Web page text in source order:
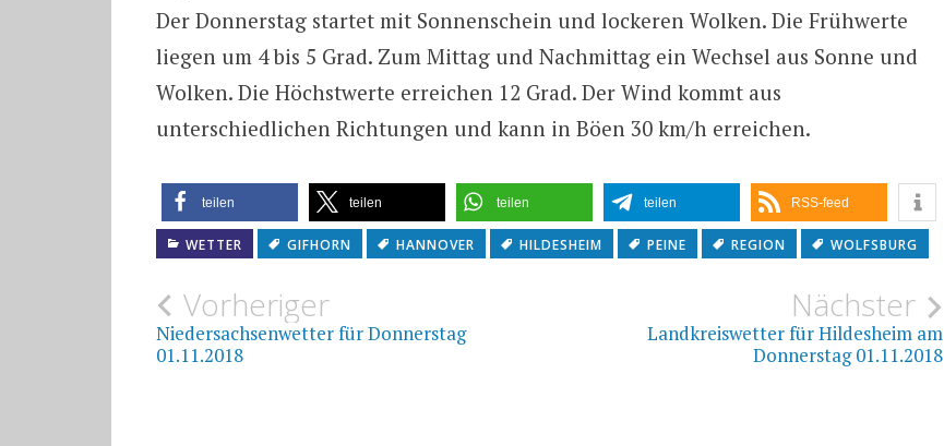
Der Donnerstag startet mit Sonnenschein und lockeren Wolken. Die Frühwerte
liegen um 4 bis 5 Grad. Zum Mittag und Nachmittag ein Wechsel aus Sonne und
Wolken. Die Höchstwerte erreichen 12 Grad. Der Wind kommt aus
unterschiedlichen Richtungen und kann in Böen 30 km/h erreichen.
teilen teilen teilen teilen RSS-feed
WETTER GIFHORN HANNOVER HILDESHEIM PEINE REGION WOLFSBURG
Beitragsnavigation
Vorheriger
Niedersachsenwetter für Donnerstag
01.11.2018
Nächster
Landkreiswetter für Hildesheim am
Donnerstag 01.11.2018